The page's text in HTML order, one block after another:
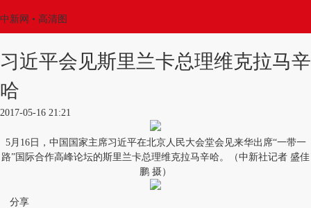
中新网 • 高清图
习近平会见斯里兰卡总理维克拉马辛
哈
2017-05-16 21:21
5月16日，中国国家主席习近平在北京人民大会堂会见来华出席“一带一
路”国际合作高峰论坛的斯里兰卡总理维克拉马辛哈。（中新社记者 盛佳
鹏 摄）
分享